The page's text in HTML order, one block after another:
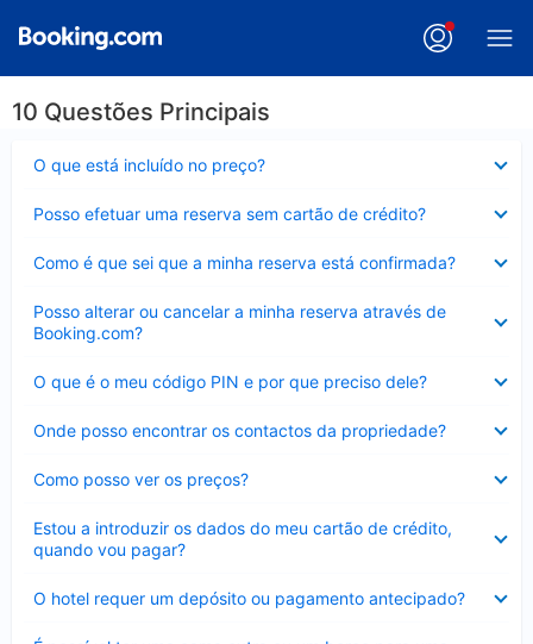
10 Questões Principais
O que está incluído no preço?
fechado
Posso efetuar uma reserva sem cartão de crédito?
fechado
Como é que sei que a minha reserva está confirmada?
fechado
Posso alterar ou cancelar a minha reserva através de
Booking.com?
fechado
O que é o meu código PIN e por que preciso dele?
fechado
Onde posso encontrar os contactos da propriedade?
fechado
Como posso ver os preços?
fechado
Estou a introduzir os dados do meu cartão de crédito,
quando vou pagar?
fechado
O hotel requer um depósito ou pagamento antecipado?
fechado
Elemento